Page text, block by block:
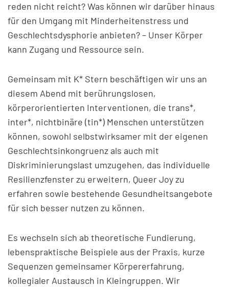
reden nicht reicht? Was können wir darüber hinaus
für den Umgang mit Minderheitenstress und
Geschlechtsdysphorie anbieten? – Unser Körper
kann Zugang und Ressource sein.
Gemeinsam mit K* Stern beschäftigen wir uns an
diesem Abend mit berührungslosen,
körperorientierten Interventionen, die trans*,
inter*, nichtbinäre (tin*) Menschen unterstützen
können, sowohl selbstwirksamer mit der eigenen
Geschlechtsinkongruenz als auch mit
Diskriminierungslast umzugehen, das individuelle
Resilienzfenster zu erweitern, Queer Joy zu
erfahren sowie bestehende Gesundheitsangebote
für sich besser nutzen zu können.
Es wechseln sich ab theoretische Fundierung,
lebenspraktische Beispiele aus der Praxis, kurze
Sequenzen gemeinsamer Körpererfahrung,
kollegialer Austausch in Kleingruppen. Wir